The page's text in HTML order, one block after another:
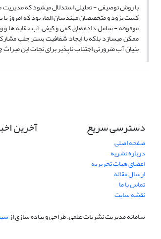
با روش توصیفی - تحلیلی استدلال میشود که مدیریت
کست بزود و متخصصان مهندسان الماء بود که امروز
موقوفه - شامل داده های کمی و کیفی آب حقابه ها و
ممکن میسازد بلکه با ایجاد شفافیت بستر جلب
بنیان آب ضرورتی اجتناب ناپذیر برای نجات این
دسترسی سریع
صفحه اصلی
درباره نشریه
اعضای هیات تحریریه
ارسال مقاله
تماس با ما
نقشه سایت
آخرین
سامانه مدیریت نشریات علمی.طراحی و پیاده سازی از